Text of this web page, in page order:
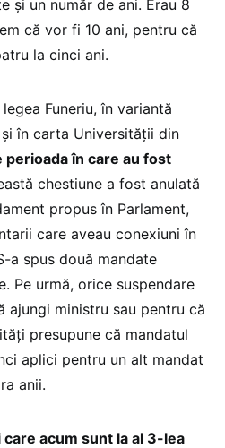
și un număr de ani. Erau 8
că vor fi 10 ani, pentru că
la cinci ani.
Funeriu, în variantă
în carta Universității din
perioada în care au fost
chestiune a fost anulată
propus în Parlament,
care aveau conexiuni în
a spus două mandate
Pe urmă, orice suspendare
ajungi ministru sau pentru că
presupune că mandatul
aplici pentru un alt mandat
anii.
acum sunt la al 3-lea